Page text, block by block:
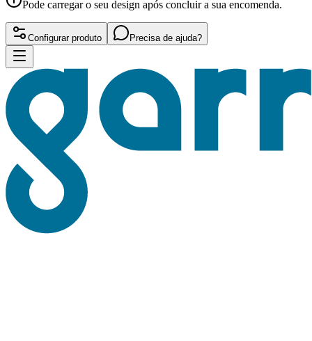
Pode carregar o seu design após concluir a sua encomenda.
Configurar produto Precisa de ajuda?